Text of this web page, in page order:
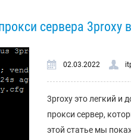
сервера 3proxy
02.03.2022
3proxy это легкий и
прокси сервер,
этой статье мы